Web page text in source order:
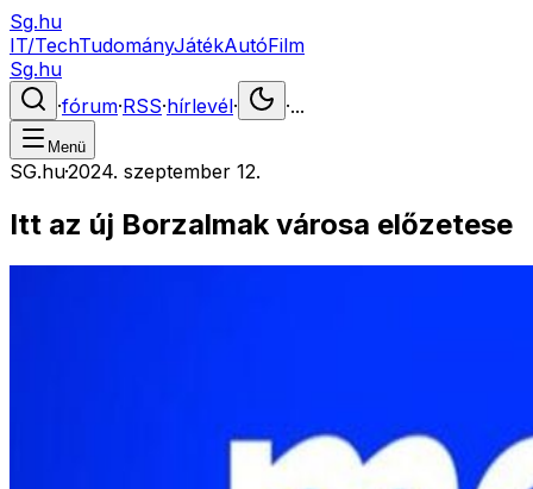
Sg.hu
IT/TechTudományJátékAutóFilm
Sg.hu
·fórum·RSS·hírlevél· ·...
Menü
SG.hu·2024. szeptember 12.
Itt az új Borzalmak városa előzetese